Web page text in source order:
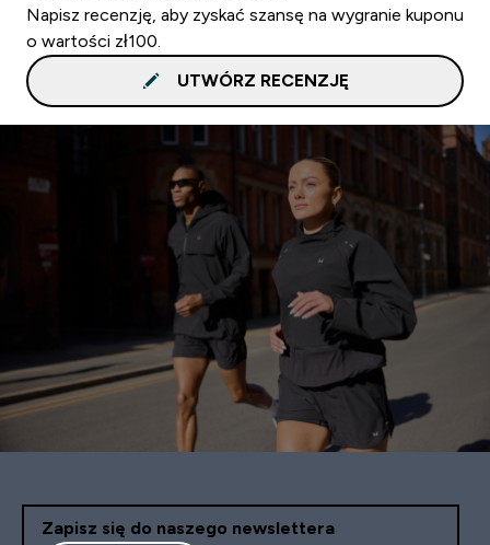
Napisz recenzję, aby zyskać szansę na wygranie kuponu
o wartości zł100.
UTWÓRZ RECENZJĘ
Zapisz się do naszego newslettera